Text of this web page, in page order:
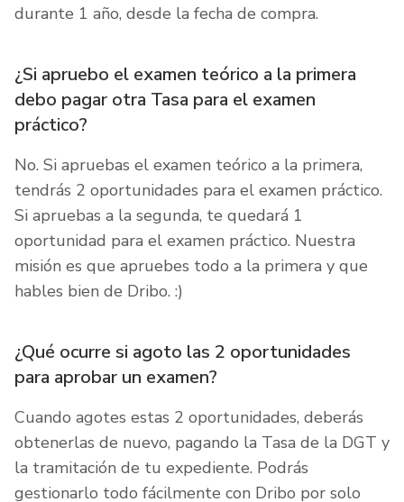
durante 1 año, desde la fecha de compra.
¿Si apruebo el examen teórico a la primera
debo pagar otra Tasa para el examen
práctico?
No. Si apruebas el examen teórico a la primera,
tendrás 2 oportunidades para el examen práctico.
Si apruebas a la segunda, te quedará 1
oportunidad para el examen práctico. Nuestra
misión es que apruebes todo a la primera y que
hables bien de Dribo. :)
¿Qué ocurre si agoto las 2 oportunidades
para aprobar un examen?
Cuando agotes estas 2 oportunidades, deberás
obtenerlas de nuevo, pagando la Tasa de la DGT y
la tramitación de tu expediente. Podrás
gestionarlo todo fácilmente con Dribo por solo